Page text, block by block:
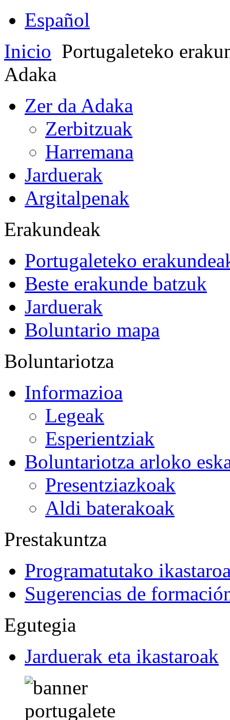
Español
Inicio Portugaleteko
Adaka
Zer da Adaka
Zerbitzuak
Harremana
Jarduerak
Argitalpenak
Erakundeak
Portugaleteko
Beste erakunde batzuk
Jarduerak
Boluntario mapa
Boluntariotza
Informazioa
Legeak
Esperientziak
Boluntariotza arloko
Presentziazkoak
Aldi baterakoak
Prestakuntza
Programatutako
Sugerencias de
Egutegia
Jarduerak eta ikastaroak